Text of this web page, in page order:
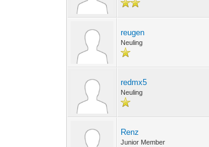
reugen
Neuling
redmx5
Neuling
Renz
Junior Member